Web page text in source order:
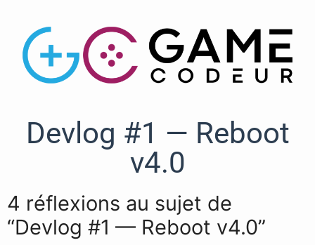
Devlog #1 — Reboot
v4.0
4 réflexions au sujet de
“Devlog #1 — Reboot v4.0”